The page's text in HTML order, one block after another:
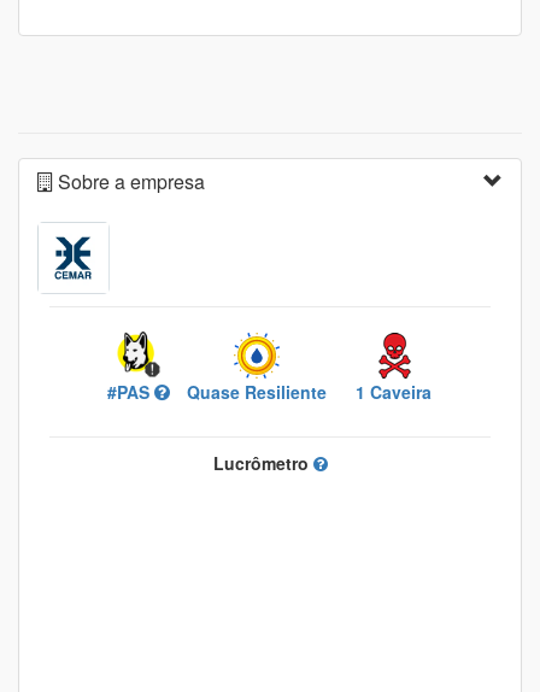
Sobre a empresa
#PAS Quase Resiliente 1 Caveira
Lucrômetro